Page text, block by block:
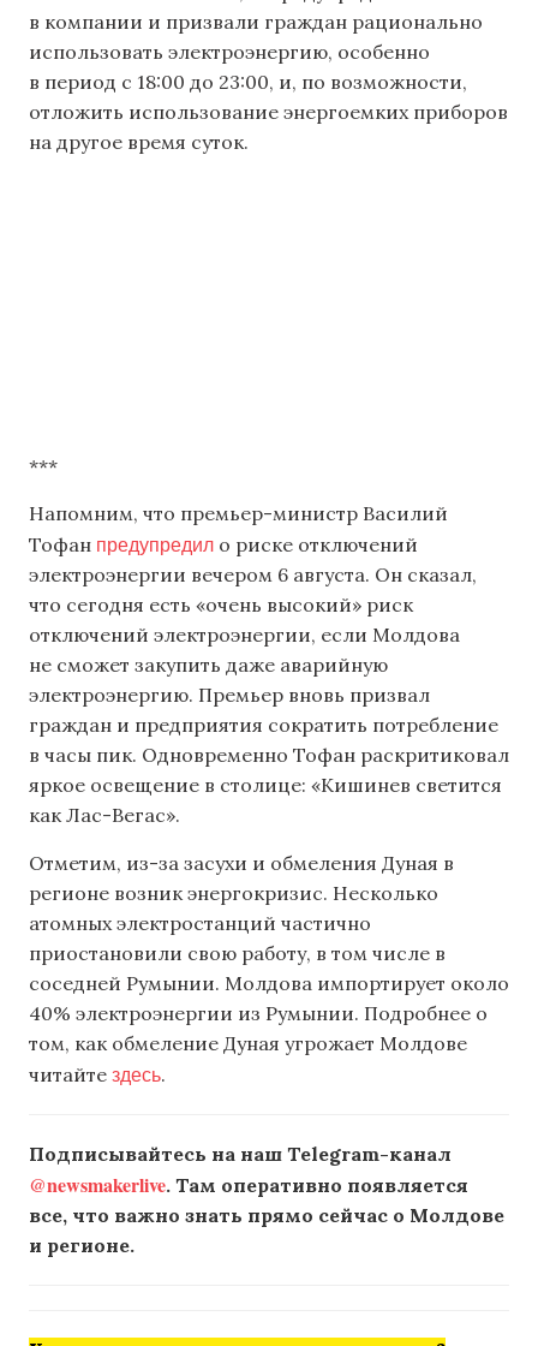
в компании и призвали граждан рационально
использовать электроэнергию, особенно
в период с 18:00 до 23:00, и, по возможности,
отложить использование энергоемких приборов
на другое время суток.
***
Напомним, что премьер-министр Василий
Тофан предупредил о риске отключений
электроэнергии вечером 6 августа. Он сказал,
что сегодня есть «очень высокий» риск
отключений электроэнергии, если Молдова
не сможет закупить даже аварийную
электроэнергию. Премьер вновь призвал
граждан и предприятия сократить потребление
в часы пик. Одновременно Тофан раскритиковал
яркое освещение в столице: «Кишинев светится
как Лас-Вегас».
Отметим, из-за засухи и обмеления Дуная в
регионе возник энергокризис. Несколько
атомных электростанций частично
приостановили свою работу, в том числе в
соседней Румынии. Молдова импортирует около
40% электроэнергии из Румынии. Подробнее о
том, как обмеление Дуная угрожает Молдове
читайте здесь.
Подписывайтесь на наш Telegram-канал
@newsmakerlive. Там оперативно появляется
все, что важно знать прямо сейчас о Молдове
и регионе.